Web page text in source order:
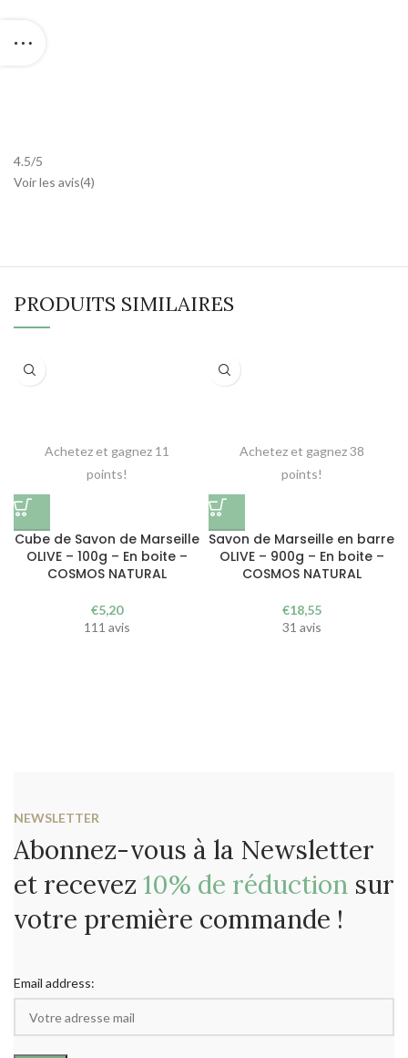
4.5/5
Voir les avis(4)
PRODUITS SIMILAIRES
Achetez et gagnez 11
points!
Cube de Savon de Marseille
OLIVE – 100g – En boite –
COSMOS NATURAL
€5,20
111 avis
Achetez et gagnez 38
points!
Savon de Marseille en barre
OLIVE – 900g – En boite –
COSMOS NATURAL
€18,55
31 avis
NEWSLETTER
Abonnez-vous à la Newsletter
et recevez 10% de réduction sur
votre première commande !
Email address: